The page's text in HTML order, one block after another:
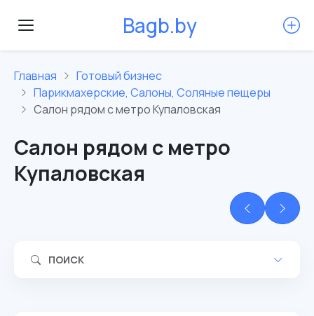
Bagb.by
Главная
Готовый бизнес
Парикмахерские, Салоны, Соляные пещеры
Салон рядом с метро Купаловская
Салон рядом с метро
Купаловская
ПОИСК
Улица Кирова, 19 на карте Минска, ближайшее метро
Купаловская — Яндекс.Карт